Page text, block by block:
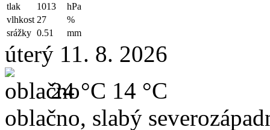
tlak
1013
hPa
vlhkost 27
%
srážky 0.51 mm
úterý 11. 8. 2026
24 °C 14 °C
oblačno, slabý